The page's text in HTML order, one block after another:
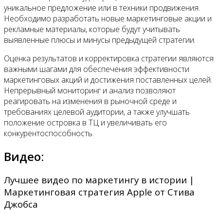
уникальное предложение или в техники продвижения.
Необходимо разработать новые маркетинговые акции и
рекламные материалы, которые будут учитывать
выявленные плюсы и минусы предыдущей стратегии.
Оценка результатов и корректировка стратегии являются
важными шагами для обеспечения эффективности
маркетинговых акций и достижения поставленных целей.
Непрерывный мониторинг и анализ позволяют
реагировать на изменения в рыночной среде и
требованиях целевой аудитории, а также улучшать
положение островка в ТЦ и увеличивать его
конкурентоспособность.
Видео:
Лучшее видео по маркетингу в истории |
Маркетинговая стратегия Apple от Стива
Джобса